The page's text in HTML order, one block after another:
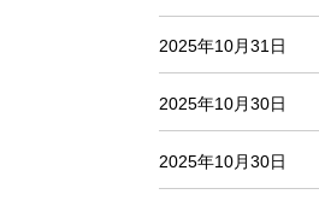
2025年10月31日
2025年10月30日
2025年10月30日